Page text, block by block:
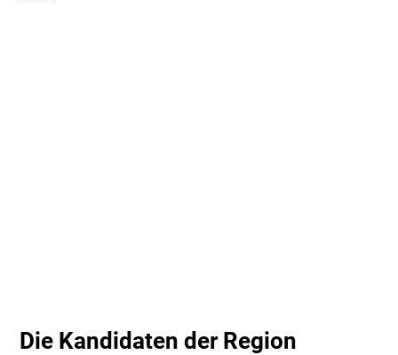
Die Kandidaten der Region